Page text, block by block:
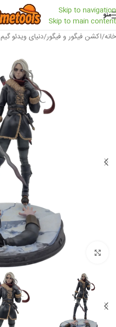
Skip to navigation
Skip to main content
منو
خانه/اکشن فیگور و فیگور/دنیای ویدئو گیم
بزرگنمایی تصویر